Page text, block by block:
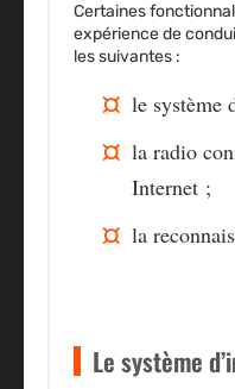
Certaines
expérience de
les suivantes :
le système
la radio
Internet ;
la
Le système